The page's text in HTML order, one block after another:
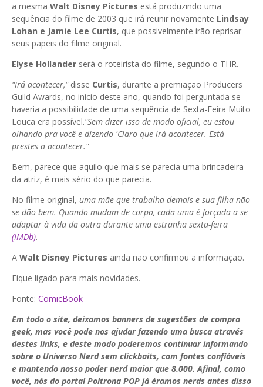
a mesma Walt Disney Pictures está produzindo uma
sequência do filme de 2003 que irá reunir novamente Lindsay
Lohan e Jamie Lee Curtis, que possivelmente irão reprisar
seus papeis do filme original.
Elyse Hollander será o roteirista do filme, segundo o THR.
"Irá acontecer," disse Curtis, durante a premiação Producers
Guild Awards, no início deste ano, quando foi perguntada se
haveria a possibilidade de uma sequência de Sexta-Feira Muito
Louca era possível."Sem dizer isso de modo oficial, eu estou
olhando pra você e dizendo 'Claro que irá acontecer. Está
prestes a acontecer."
Bem, parece que aquilo que mais se parecia uma brincadeira
da atriz, é mais sério do que parecia.
No filme original, uma mãe que trabalha demais e sua filha não
se dão bem. Quando mudam de corpo, cada uma é forçada a se
adaptar à vida da outra durante uma estranha sexta-feira
(IMDb).
A Walt Disney Pictures ainda não confirmou a informação.
Fique ligado para mais novidades.
Fonte: ComicBook
Em todo o site, deixamos banners de sugestões de compra
geek, mas você pode nos ajudar fazendo uma busca através
destes links, e deste modo poderemos continuar informando
sobre o Universo Nerd sem clickbaits, com fontes confiáveis
e mantendo nosso poder nerd maior que 8.000. Afinal, como
você, nós do portal Poltrona POP já éramos nerds antes disso